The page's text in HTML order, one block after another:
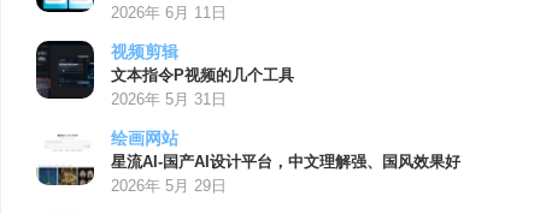
2026年 6月 11日
视频剪辑
文本指令P视频的几个工具
2026年 5月 31日
绘画网站
星流AI-国产AI设计平台，中文理解强、国风效果好
2026年 5月 29日